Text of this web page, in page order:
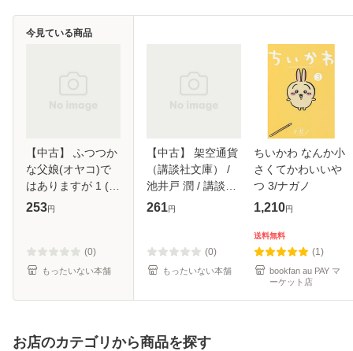
【中古】 ふつつか
な父娘(オヤコ)で
はありますが 1 (シ
ルフコミックス S-
ック]【メール便送
料無料】
253円
(0)
もったいない本舗
今見ている商品
【中古】 架空通貨
（講談社文庫） /
池井戸 潤 / 講談社
[文庫]【メール便送
261円
(0)
もったいない本舗
ちいかわ なんか小
さくてかわいいや
つ 3/ナガノ
1,210円
送料無料
(1)
bookfan au PAY マ
ーケット店
お店のカテゴリから商品を探す